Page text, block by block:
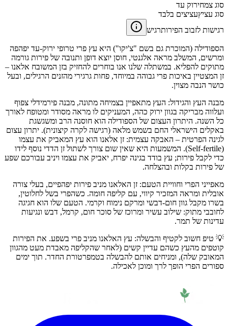
סוג צמחירוק עד
סוג עציץעציצים בלבד
רגישות לזבוב הפירותרגיש
הספודילה (המוכרת גם בשם "צ'יקו") היא עץ פרי טרופי ירוק-עד יפהפה
ומרשים, המשלב מראה אלגנטי, חוסן יוצא דופן ותנובה של פירות גורמה
מתוקים להפליא. במשתלה שלנו אנו בוחרים להחזיק בזן המשובח אלאנו –
זן המצטיין באיכות פרי גבוהה במיוחד, פחות גרגירי מהזנים הרגילים, ובעל
כושר הנבה מצוין.
מבנה העץ והגידול: העץ מתאפיין בצמיחה מתונה, מבנה פירמידלי צפוף
ועלווה מבריקה בגוון ירוק כהה, המעניקים לו מראה מסודר ומטופח לאורך
כל השנה. היתרון העצום של הספודילה הוא חוסנה הרב ומשגשגת
באקלים הישראלי החם בשמש מלאה (רגישה לקרה קיצונית). יתרון עצום
לגינה הפרטית – האבקה עצמית: זן אלאנו הוא עץ המאביק את עצמו
(Self-fertile). המשמעות היא שאין שום צורך לשתול זן הדדי נוסף לידו
כדי לקבל פירות; עץ בודד בגינה יפרח, יאביק את עצמו ויניב עבורכם שפע
של פירות בקלות ובהצלחה.
מאפייני הפרי וחוויית הטעם: זן האלאנו מניב פירות יפהפיים, בעלי צורה
אובלית ומראה המזכיר קיווי, עם קליפה חומה. כשהפרי בשל לחלוטין,
בשרו מקבל גוון חום-דבשי ומרקם נימוח וקרמי. הטעם שלו הוא חגיגה
לחובבי מתוק: שילוב עשיר ומרוכז של סוכר חום, קרמל, דבש ונגיעות
עדינות של תמר.
💡 טיפ חשוב לקטיף והבשלה: עץ האלאנו מניב פרי בשפע. את הפירות
קוטפים מהעץ כשהם עדיין קשים (לאחר שהקליפה מאבדת מעט מהגוון
המאובק שלה), ומניחים אותם להבשלה בטמפרטורת החדר. תוך ימים
ספורים הפרי הופך לרך ומוכן לאכילה.